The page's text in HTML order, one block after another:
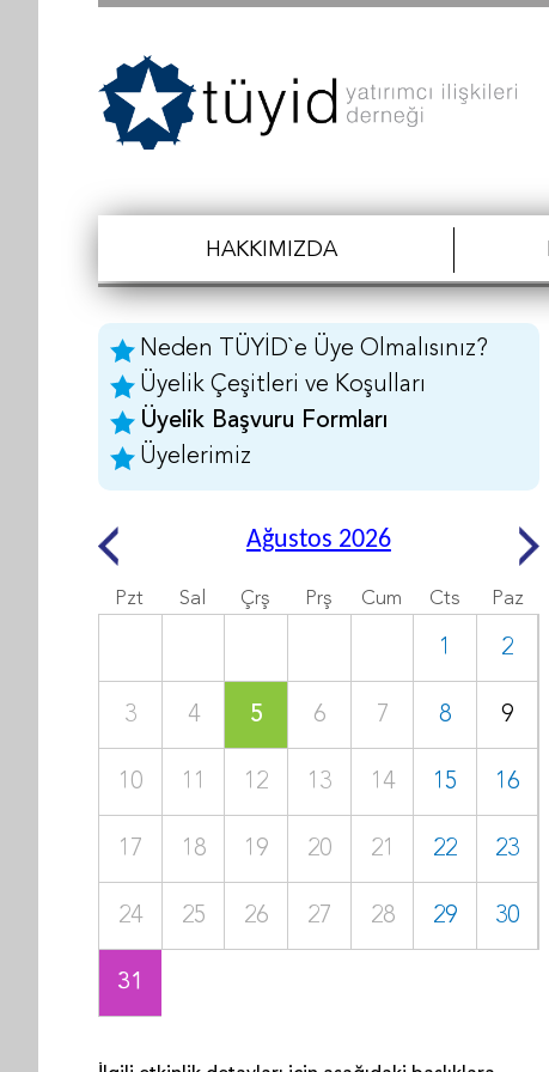
HAKKIMIZDA
Neden TÜYİD`e Üye Olmalısınız?
Üyelik Çeşitleri ve Koşulları
Üyelik Başvuru Formları
Üyelerimiz
Ağustos 2026
Pzt Sal Çrş Prş Cum Cts Paz
1 2
3 4 5 6 7 8 9
10 11 12 13 14 15 16
17 18 19 20 21 22 23
24 25 26 27 28 29 30
31